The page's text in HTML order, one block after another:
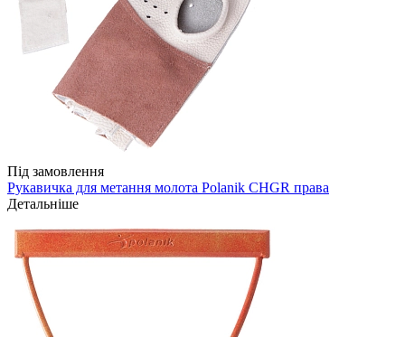
Під замовлення
Рукавичка для метання молота Polanik CHGR права
Детальніше